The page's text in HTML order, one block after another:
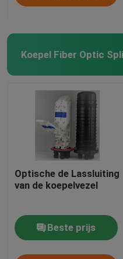
Koepel Fiber Optic
Optische de Lassluiting
van de koepelvezel
Beste prijs